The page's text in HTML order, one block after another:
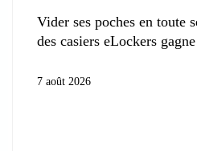
Vider ses poches en toute
des casiers eLockers gagne
7 août 2026